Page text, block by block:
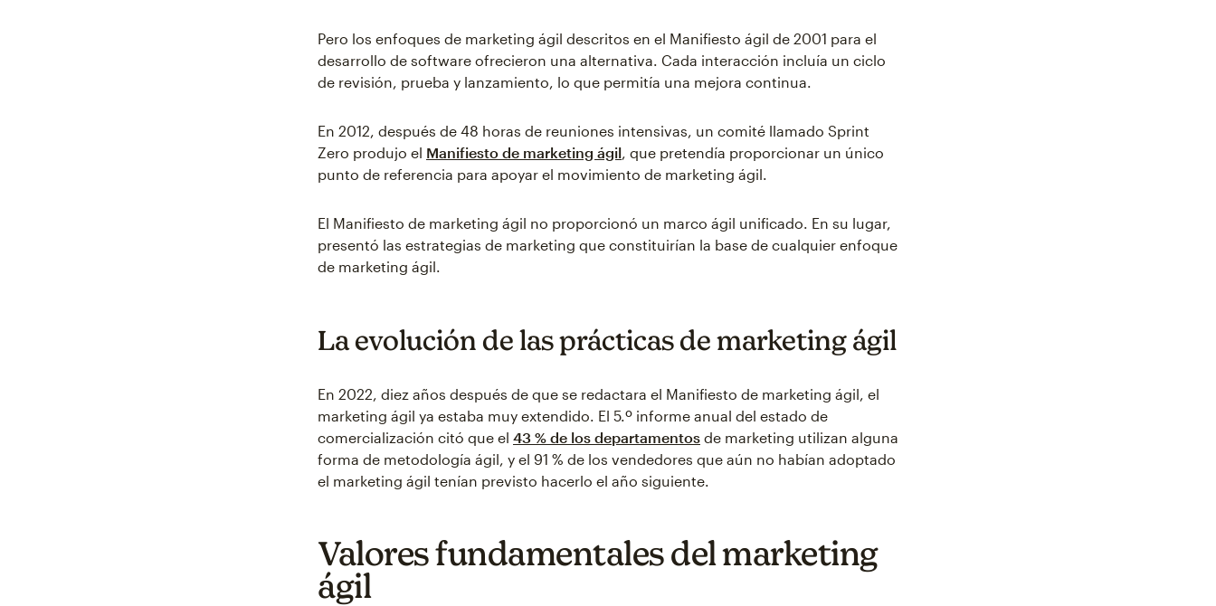
Pero los enfoques de marketing ágil descritos en el Manifiesto ágil de 2001 para el
desarrollo de software ofrecieron una alternativa. Cada interacción incluía un ciclo
de revisión, prueba y lanzamiento, lo que permitía una mejora continua.
En 2012, después de 48 horas de reuniones intensivas, un comité llamado Sprint
Zero produjo el Manifiesto de marketing ágil, que pretendía proporcionar un único
punto de referencia para apoyar el movimiento de marketing ágil.
El Manifiesto de marketing ágil no proporcionó un marco ágil unificado. En su lugar,
presentó las estrategias de marketing que constituirían la base de cualquier enfoque
de marketing ágil.
La evolución de las prácticas de marketing ágil
En 2022, diez años después de que se redactara el Manifiesto de marketing ágil, el
marketing ágil ya estaba muy extendido. El 5.º informe anual del estado de
comercialización citó que el 43 % de los departamentos de marketing utilizan alguna
forma de metodología ágil, y el 91 % de los vendedores que aún no habían adoptado
el marketing ágil tenían previsto hacerlo el año siguiente.
Valores fundamentales del marketing
ágil